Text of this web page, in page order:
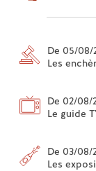
De 05/
Les
De 02/
Le guide
De 03/
Les